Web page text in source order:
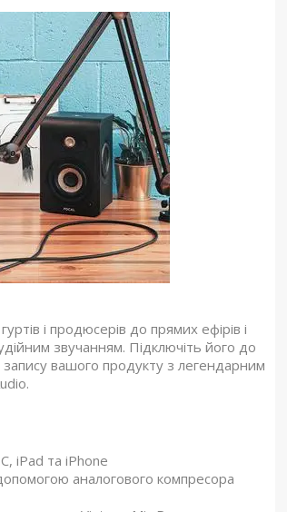
і продюсерів до прямих ефірів і
звучанням. Підключіть його до
вашого продукту з легендарним
iPad та iPhone
аналогового компресора